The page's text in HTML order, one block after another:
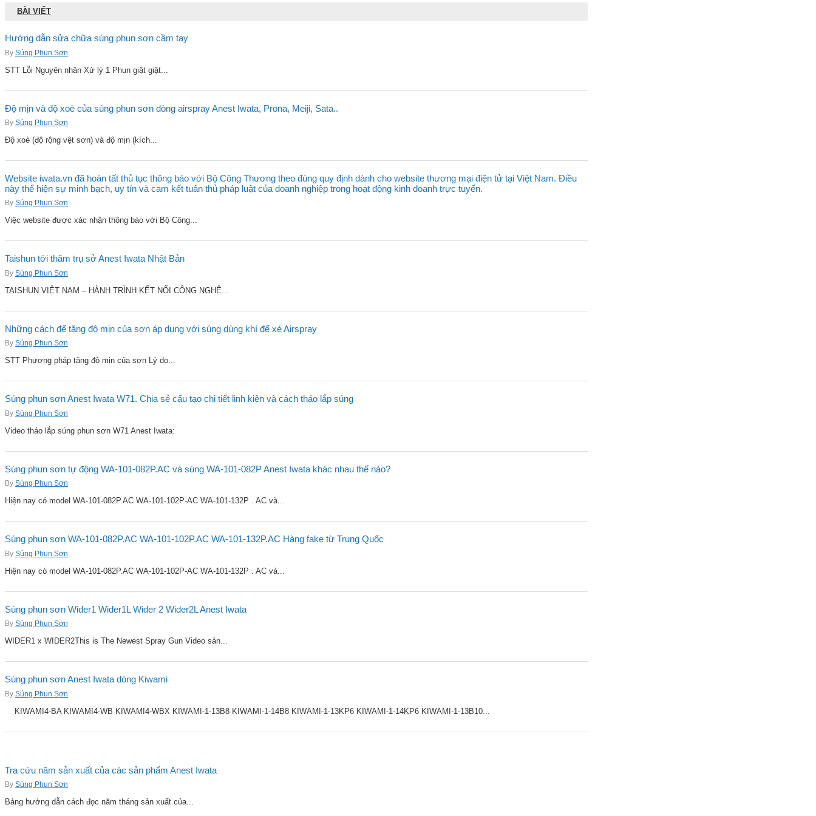
BÀI VIẾT
Hướng dẫn sửa chữa súng phun sơn cầm tay
By Súng Phun Sơn
STT Lỗi Nguyên nhân Xử lý 1 Phun giật giật...
Độ mịn và độ xoè của súng phun sơn dòng airspray Anest Iwata, Prona, Meiji, Sata..
By Súng Phun Sơn
Độ xoè (độ rộng vệt sơn) và độ mịn (kích...
Website iwata.vn đã hoàn tất thủ tục thông báo với Bộ Công Thương theo đúng quy định dành cho website thương mại điện tử tại Việt Nam. Điều
này thể hiện sự minh bạch, uy tín và cam kết tuân thủ pháp luật của doanh nghiệp trong hoạt động kinh doanh trực tuyến.
By Súng Phun Sơn
Việc website được xác nhận thông báo với Bộ Công...
Taishun tới thăm trụ sở Anest Iwata Nhật Bản
By Súng Phun Sơn
TAISHUN VIỆT NAM – HÀNH TRÌNH KẾT NỐI CÔNG NGHỆ...
Những cách để tăng độ mịn của sơn áp dụng với súng dùng khí để xé Airspray
By Súng Phun Sơn
STT Phương pháp tăng độ mịn của sơn Lý do...
Súng phun sơn Anest Iwata W71. Chia sẻ cấu tạo chi tiết linh kiện và cách tháo lắp súng
By Súng Phun Sơn
Video tháo lắp súng phun sơn W71 Anest Iwata:
Súng phun sơn tự động WA-101-082P.AC và súng WA-101-082P Anest Iwata khác nhau thế nào?
By Súng Phun Sơn
Hiện nay có model WA-101-082P.AC WA-101-102P-AC WA-101-132P . AC và...
Súng phun sơn WA-101-082P.AC WA-101-102P.AC WA-101-132P.AC Hàng fake từ Trung Quốc
By Súng Phun Sơn
Hiện nay có model WA-101-082P.AC WA-101-102P-AC WA-101-132P . AC và...
Súng phun sơn Wider1 Wider1L Wider 2 Wider2L Anest Iwata
By Súng Phun Sơn
WIDER1 x WIDER2This is The Newest Spray Gun Video sản...
Súng phun sơn Anest Iwata dòng Kiwami
By Súng Phun Sơn
KIWAMI4-BA KIWAMI4-WB KIWAMI4-WBX KIWAMI-1-13B8 KIWAMI-1-14B8 KIWAMI-1-13KP6 KIWAMI-1-14KP6 KIWAMI-1-13B10...
Tra cứu năm sản xuất của các sản phẩm Anest Iwata
By Súng Phun Sơn
Bảng hướng dẫn cách đọc năm tháng sản xuất của...